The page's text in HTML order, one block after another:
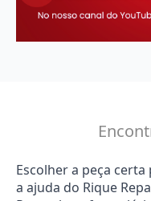
Escolher a peça
a ajuda do Rique